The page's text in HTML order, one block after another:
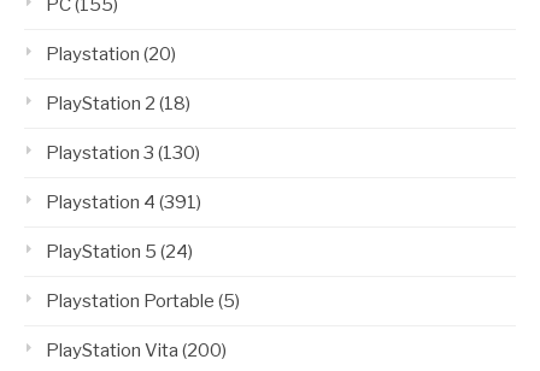
PC(155)
Playstation (20)
PlayStation 2 (18)
Playstation 3 (130)
Playstation 4 (391)
PlayStation 5 (24)
Playstation Portable (5)
PlayStation Vita (200)